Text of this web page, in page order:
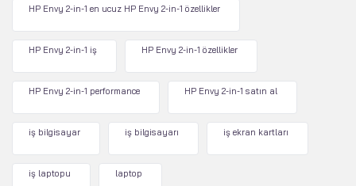
HP Envy 2-in-1 en ucuz HP Envy 2-in-1 özellikler
HP Envy 2-in-1 iş HP Envy 2-in-1 özellikler
HP Envy 2-in-1 performance HP Envy 2-in-1 satın al
iş bilgisayar iş bilgisayarı iş ekran kartları
iş laptopu laptop